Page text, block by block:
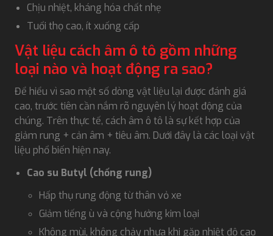
Chịu nhiệt, kháng hóa chất nhẹ
Tuổi thọ cao, ít xuống cấp
Vật liệu cách âm ô tô gồm những
loại nào và hoạt động ra sao?
Để hiểu vì sao một số dòng vật liệu lại được đánh giá
cao, trước tiên cần nắm rõ nguyên lý hoạt động của
chúng. Trên thực tế, cách âm ô tô là sự kết hợp của
giảm rung + cản âm + tiêu âm. Dưới đây là các loại vật
liệu phổ biến hiện nay.
Cao su Butyl (chống rung)
Hấp thụ rung động từ thân vỏ xe
Giảm tiếng ù và cộng hưởng kim loại
Không mùi, không chảy nhựa khi gặp nhiệt độ cao